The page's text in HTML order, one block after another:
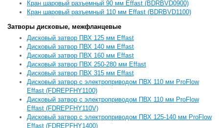
Кран шаровый разъемный 90 мм Effast (BDRBVD0900)
Кран шаровый разъемный 110 мм Effast (BDRBVD1100)
Затворы дисковые, межфланцевые
Дисковый затвор ПВХ 125 мм Effast
Дисковый затвор ПВХ 140 мм Effast
Дисковый затвор ПВХ 160 мм Effast
Дисковый затвор ПВХ 250-280 мм Effast
Дисковый затвор ПВХ 315 мм Effast
Дисковый затвор с электроприводом ПВХ 110 мм ProFlow
Effast (FDREPFHY1100)
Дисковый затвор с электроприводом ПВХ 110 мм ProFlow
Effast (FDREPFHY110V)
Дисковый затвор с электроприводом ПВХ 125-140 мм ProFlow
Effast (FDREPFHY1400)